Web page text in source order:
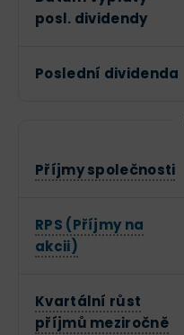
posl. dividendy
Poslední dividenda
Příjmy společnosti
RPS (Příjmy na
akcii)
Kvartální růst
příjmů meziročně